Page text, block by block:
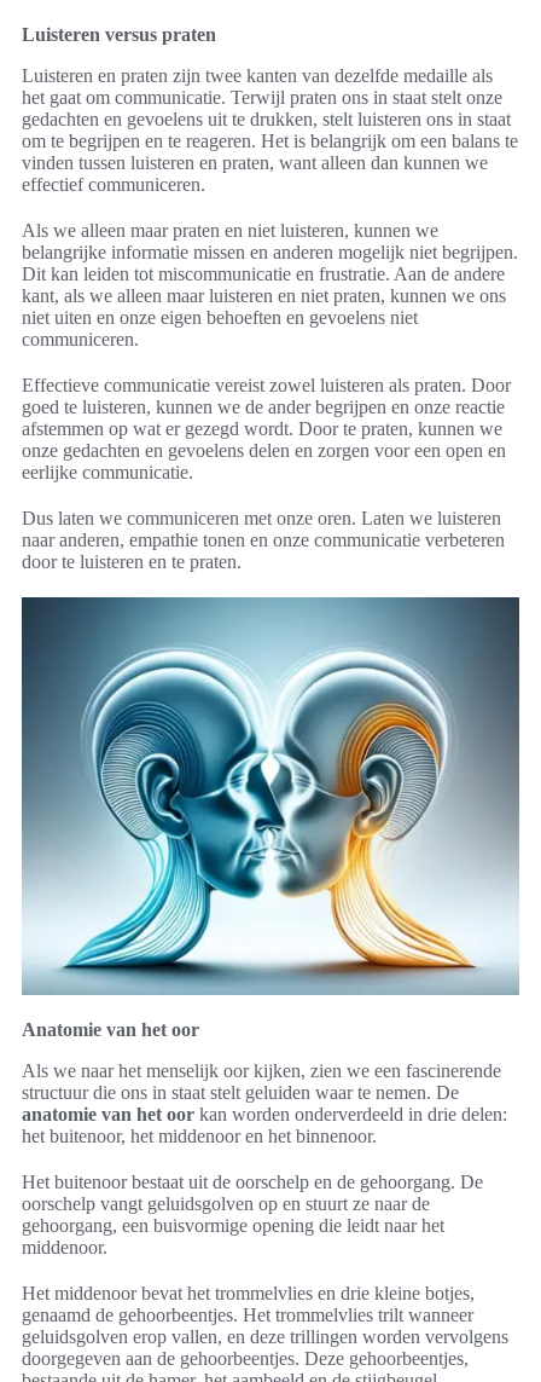
Luisteren versus praten
Luisteren en praten zijn twee kanten van dezelfde medaille als
het gaat om communicatie. Terwijl praten ons in staat stelt onze
gedachten en gevoelens uit te drukken, stelt luisteren ons in staat
om te begrijpen en te reageren. Het is belangrijk om een balans te
vinden tussen luisteren en praten, want alleen dan kunnen we
effectief communiceren.
Als we alleen maar praten en niet luisteren, kunnen we
belangrijke informatie missen en anderen mogelijk niet begrijpen.
Dit kan leiden tot miscommunicatie en frustratie. Aan de andere
kant, als we alleen maar luisteren en niet praten, kunnen we ons
niet uiten en onze eigen behoeften en gevoelens niet
communiceren.
Effectieve communicatie vereist zowel luisteren als praten. Door
goed te luisteren, kunnen we de ander begrijpen en onze reactie
afstemmen op wat er gezegd wordt. Door te praten, kunnen we
onze gedachten en gevoelens delen en zorgen voor een open en
eerlijke communicatie.
Dus laten we communiceren met onze oren. Laten we luisteren
naar anderen, empathie tonen en onze communicatie verbeteren
door te luisteren en te praten.
Anatomie van het oor
Als we naar het menselijk oor kijken, zien we een fascinerende
structuur die ons in staat stelt geluiden waar te nemen. De
anatomie van het oor kan worden onderverdeeld in drie delen:
het buitenoor, het middenoor en het binnenoor.
Het buitenoor bestaat uit de oorschelp en de gehoorgang. De
oorschelp vangt geluidsgolven op en stuurt ze naar de
gehoorgang, een buisvormige opening die leidt naar het
middenoor.
Het middenoor bevat het trommelvlies en drie kleine botjes,
genaamd de gehoorbeentjes. Het trommelvlies trilt wanneer
geluidsgolven erop vallen, en deze trillingen worden vervolgens
doorgegeven aan de gehoorbeentjes. Deze gehoorbeentjes,